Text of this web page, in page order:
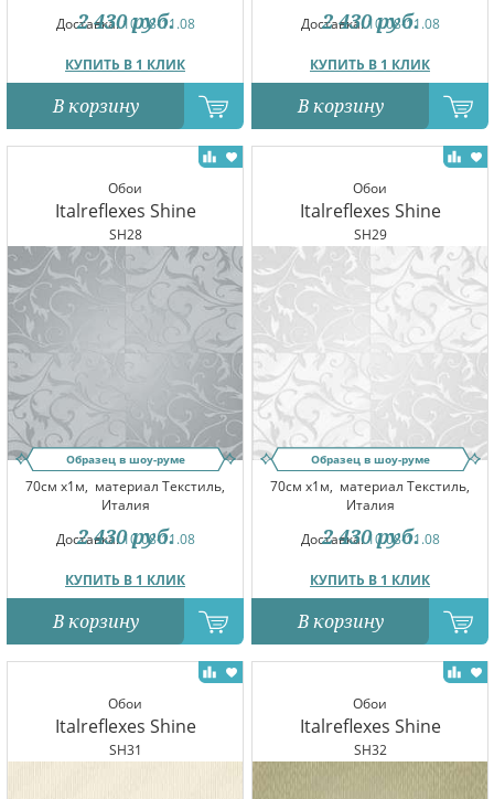
Доставка:10.08-11.08
КУПИТЬ В 1 КЛИК
2 430 руб.
В корзину
Доставка:10.08-11.08
КУПИТЬ В 1 КЛИК
2 430 руб.
В корзину
Обои
Italreflexes Shine
SH28
Образец в шоу-руме
70см x1м, материал Текстиль,
Италия
Доставка:10.08-11.08
КУПИТЬ В 1 КЛИК
2 430 руб.
В корзину
Обои
Italreflexes Shine
SH29
Образец в шоу-руме
70см x1м, материал Текстиль,
Италия
Доставка:10.08-11.08
КУПИТЬ В 1 КЛИК
2 430 руб.
В корзину
Обои
Italreflexes Shine
SH31
Обои
Italreflexes Shine
SH32